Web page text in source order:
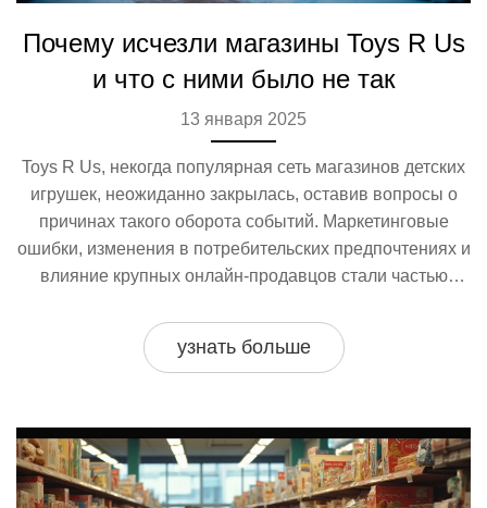
Почему исчезли магазины Toys R Us
и что с ними было не так
13 января 2025
Toys R Us, некогда популярная сеть магазинов детских
игрушек, неожиданно закрылась, оставив вопросы о
причинах такого оборота событий. Маркетинговые
ошибки, изменения в потребительских предпочтениях и
влияние крупных онлайн-продавцов стали частью
том, как одна из самых узнаваемых торговых марок не
смогла адаптироваться к быстро меняющемуся миру.
узнать больше